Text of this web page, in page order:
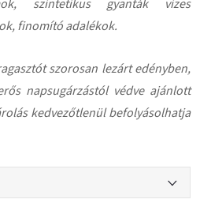
szintetikus gyanták vizes
finomító adalékok.
szorosan lezárt edényben,
napsugárzástól védve ajánlott
kedvezőtlenül befolyásolhatja